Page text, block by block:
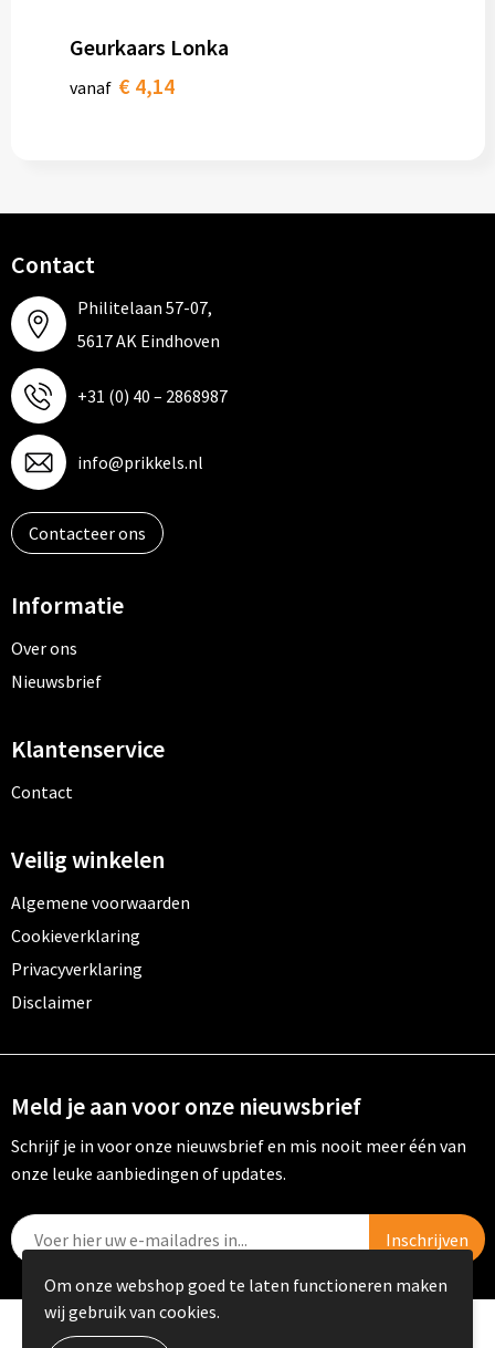
Geurkaars Lonka
vanaf € 4,14
Contact
Philitelaan 57-07,
5617 AK Eindhoven
+31 (0) 40 – 2868987
info@prikkels.nl
Contacteer ons
Informatie
Over ons
Nieuwsbrief
Klantenservice
Contact
Veilig winkelen
Algemene voorwaarden
Cookieverklaring
Privacyverklaring
Disclaimer
Meld je aan voor onze nieuwsbrief
Schrijf je in voor onze nieuwsbrief en mis nooit meer één van
onze leuke aanbiedingen of updates.
© Copyright PRIKKELS B.V. 2023
Om onze webshop goed te laten functioneren maken
wij gebruik van cookies.